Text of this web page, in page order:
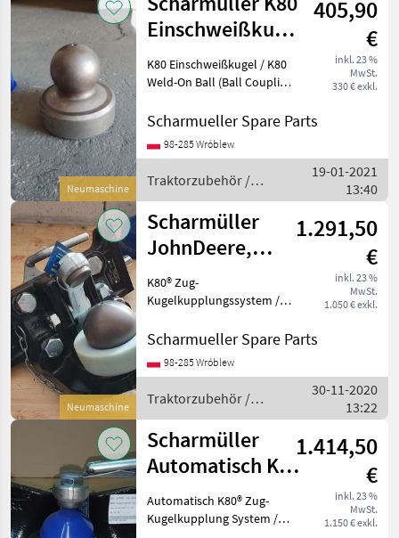
Neumaschine
Einschweißkugel
/ K80 Weld-On
Ball
405,90
€
inkl. 23 %
MwSt.
330 € exkl.
K80 Einschweißkugel / K80
Weld-On Ball (Ball Coupling
(also available with a
holder Art.Nr. 02.481.351) ---
---//// Schreib uns
Scharmueller Spare Parts
98-285 Wróblew
Traktorzubehör /
Scharmüller
19-01-2021
13:40
Neumaschine
Scharmüller
JohnDeere,
Valtra, Kubota,
Fendt, MF, JCB
1.291,50
€
inkl. 23 %
MwSt.
1.050 € exkl.
K80® Zug-
Kugelkupplungssystem /
Kugelkupplungssystem
Artikel Nummer. 07.6330.42-
A02 Dimension 330/25/32
Dimensionen / wir haben
andere Dime
Scharmueller Spare Parts
98-285 Wróblew
Traktorzubehör /
Scharmüller
30-11-2020
13:22
Scharmüller
Automatisch K80
Kugeleinsatz /
Ball K80 insert
1.414,50
€
inkl. 23 %
MwSt.
1.150 € exkl.
Automatisch K80® Zug-
Kugelkupplung System /